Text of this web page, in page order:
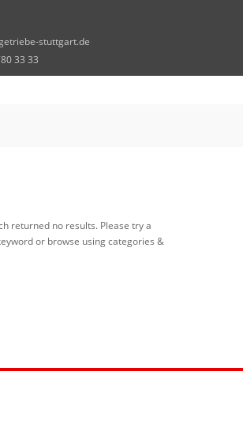
stuttgart.de
33 33
returned no results. Please try a
or browse using categories &